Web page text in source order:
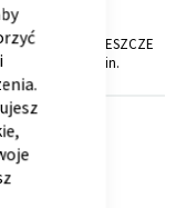
TRWA JESZCZE
15 godz. i 4 min.